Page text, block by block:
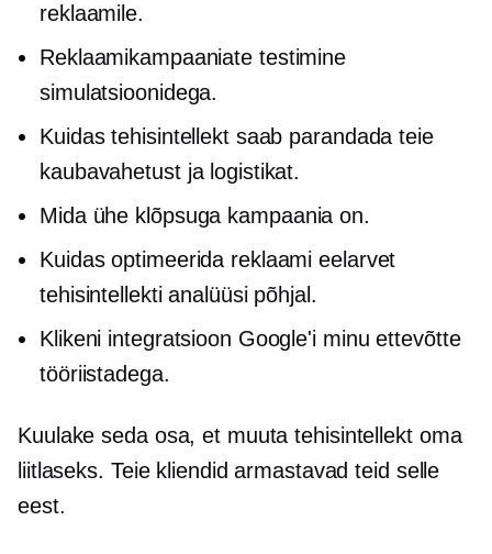
reklaamile.
Reklaamikampaaniate testimine
simulatsioonidega.
Kuidas tehisintellekt saab parandada teie
kaubavahetust ja logistikat.
Mida ühe klõpsuga kampaania on.
Kuidas optimeerida reklaami eelarvet
tehisintellekti analüüsi põhjal.
Klikeni integratsioon Google'i minu ettevõtte
tööriistadega.
Kuulake seda osa, et muuta tehisintellekt oma
liitlaseks. Teie kliendid armastavad teid selle
eest.